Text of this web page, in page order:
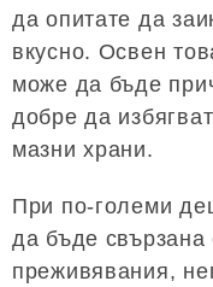
да опитате да
вкусно. Освен
може да бъде
добре да
мазни храни.
При по-големи
да бъде
преживявания,